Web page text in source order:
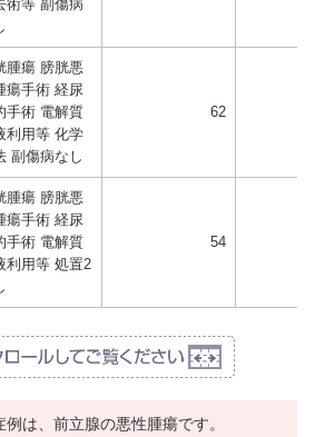
術等 副傷病
腫瘍 膀胱悪
瘍手術 経尿
手術 電解質
利用等 化学
副傷病なし
62
腫瘍 膀胱悪
瘍手術 経尿
手術 電解質
利用等 処置2
54
は、前立腺の悪性腫瘍です。